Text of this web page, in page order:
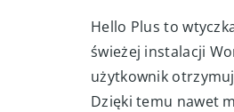
Hello Plus to
świeżej instalacji
użytkownik
Dzięki temu nawet